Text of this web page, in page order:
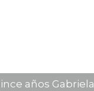
años Gabriela